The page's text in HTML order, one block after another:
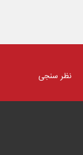
نظر سنجی